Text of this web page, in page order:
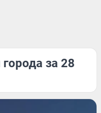
за 28